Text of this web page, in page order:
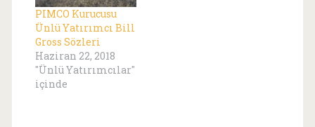
PIMCO Kurucusu
Ünlü Yatırımcı Bill
Gross Sözleri
Haziran 22, 2018
"Ünlü Yatırımcılar"
içinde